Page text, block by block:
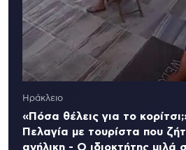
Ηράκλειο
«Πόσα θέλεις για το
Πελαγία με τουρίστα που
ανήλικη - Ο ιδιοκτήτης μιλά